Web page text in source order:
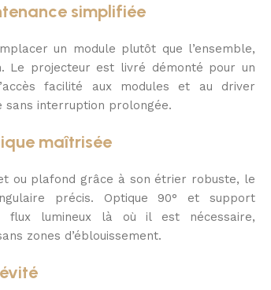
simplifiée
un module plutôt que l’ensemble,
Le projecteur est livré démonté pour un
facilité aux modules et au driver
sans interruption prolongée.
maîtrisée
ou plafond grâce à son étrier robuste, le
précis. Optique 90° et support
lumineux là où il est nécessaire,
zones d’éblouissement.